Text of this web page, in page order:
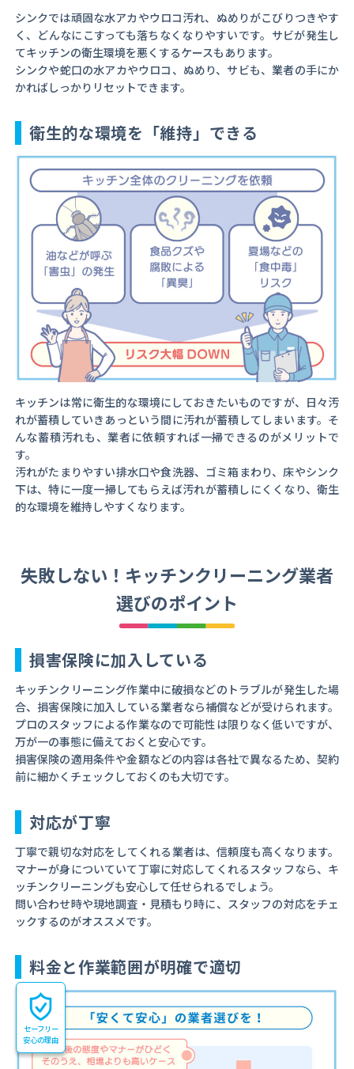
シンクでは頑固な水アカやウロコ汚れ、ぬめりがこびりつきやす
く、どんなにこすっても落ちなくなりやすいです。サビが発生し
てキッチンの衛生環境を悪くするケースもあります。
シンクや蛇口の水アカやウロコ、ぬめり、サビも、業者の手にか
かればしっかりリセットできます。
衛生的な環境を「維持」できる
キッチンは常に衛生的な環境にしておきたいものですが、日々汚
れが蓄積していきあっという間に汚れが蓄積してしまいます。そ
んな蓄積汚れも、業者に依頼すれば一掃できるのがメリットで
す。
汚れがたまりやすい排水口や食洗器、ゴミ箱まわり、床やシンク
下は、特に一度一掃してもらえば汚れが蓄積しにくくなり、衛生
的な環境を維持しやすくなります。
失敗しない！キッチンクリーニング業者
選びのポイント
損害保険に加入している
キッチンクリーニング作業中に破損などのトラブルが発生した場
合、損害保険に加入している業者なら補償などが受けられます。
プロのスタッフによる作業なので可能性は限りなく低いですが、
万が一の事態に備えておくと安心です。
損害保険の適用条件や金額などの内容は各社で異なるため、契約
前に細かくチェックしておくのも大切です。
対応が丁寧
丁寧で親切な対応をしてくれる業者は、信頼度も高くなります。
マナーが身についていて丁寧に対応してくれるスタッフなら、キ
ッチンクリーニングも安心して任せられるでしょう。
問い合わせ時や現地調査・見積もり時に、スタッフの対応をチェ
ックするのがオススメです。
料金と作業範囲が明確で適切
セーフリー
安心の理由